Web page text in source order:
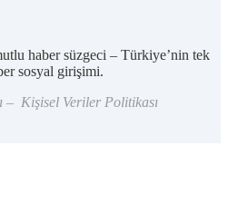
haber süzgeci – Türkiye’nin tek
sosyal girişimi.
– Kişisel Veriler Politikası